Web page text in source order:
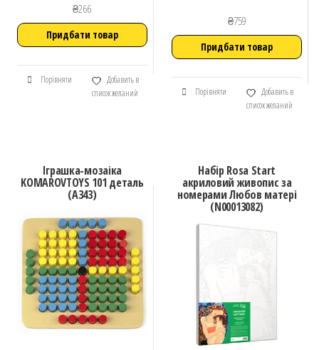
₴266
Придбати товар
Порівняти
Добавить в
список желаний
₴759
Придбати товар
Порівняти
Добавить в
список желаний
Іграшка-мозаіка
KOMAROVTOYS 101 деталь
(А343)
Набір Rosa Start
акриловий живопис за
номерами Любов матері
(N00013082)